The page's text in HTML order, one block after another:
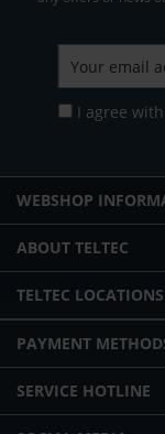
I agree
WEBSHOP
ABOUT TELTEC
TELTEC LOCATIONS
PAYMENT
SERVICE HOTLINE